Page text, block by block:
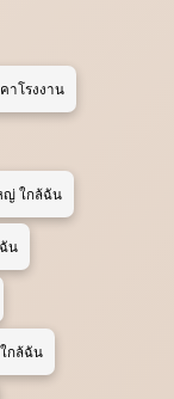
าโรงงาน
ญ่ ใกล้ฉัน
น
กล้ฉัน